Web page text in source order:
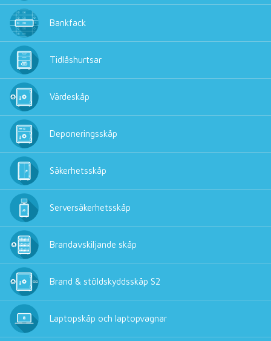
Bankfack
Tidlåshurtsar
Värdeskåp
Deponeringsskåp
Säkerhetsskåp
Serversäkerhetsskåp
Brandavskiljande skåp
Brand & stöldskyddsskåp S2
Laptopskåp och laptopvagnar